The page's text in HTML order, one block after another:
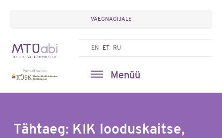
VAEGNÄGIJALE
EN ET RU
Menüü
Tähtaeg: KIK looduskaitse,